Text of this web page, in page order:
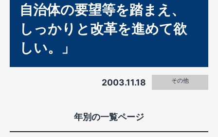
自治体の要望等を踏まえ、
しっかりと改革を進めて欲
しい。」
2003.11.18 その他
年別の一覧ページ